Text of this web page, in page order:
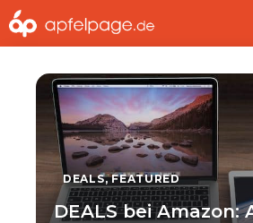
Zum
Inhalt
DEALS,FEATURED
DEALS bei Amazon: